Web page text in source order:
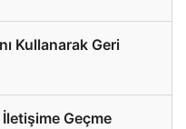
Kullanarak Geri
Geçme